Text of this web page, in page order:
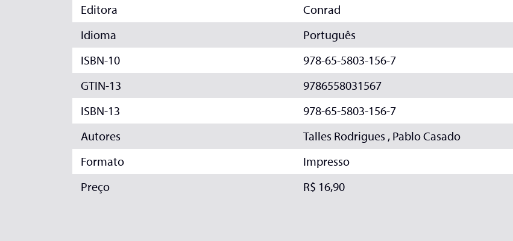
Editora
Conrad
Idioma
Português
ISBN-10
978-65-5803-156-7
GTIN-13
9786558031567
ISBN-13
978-65-5803-156-7
Autores
Talles Rodrigues , Pablo Casado
Formato
Impresso
Preço
R$ 16,90